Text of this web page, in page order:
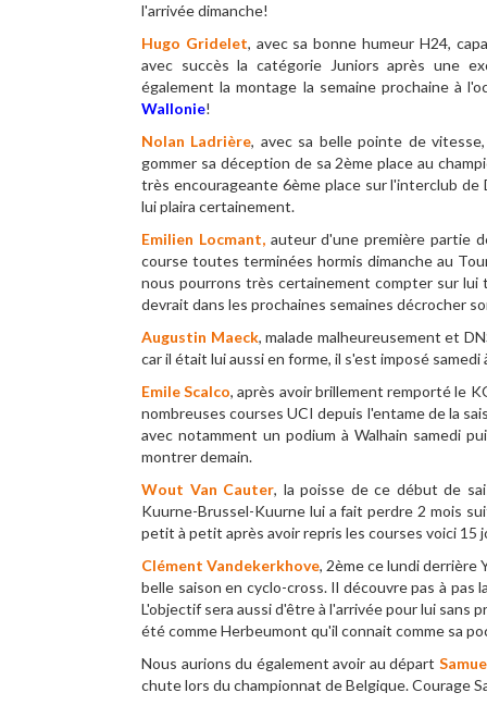
l'arrivée dimanche!
Hugo Gridelet, avec sa bonne humeur H24,
avec succès la catégorie Juniors après une
également la montage la semaine prochaine à
Wallonie!
Nolan Ladrière, avec sa belle pointe de
gommer sa déception de sa 2ème place au
très encourageante 6ème place sur l'interclub
lui plaira certainement.
Emilien Locmant,auteur d'une première partie
course toutes terminées hormis dimanche au
nous pourrons très certainement compter sur lui
devrait dans les prochaines semaines décrocher
Augustin Maeck, malade malheureusement et
car il était lui aussi en forme, il s'est imposé
Emile Scalco, après avoir brillement remporté le
nombreuses courses UCI depuis l'entame de la
avec notamment un podium à Walhain samedi
montrer demain.
Wout Van Cauter, la poisse de ce début de
Kuurne-Brussel-Kuurne lui a fait perdre 2 mois
petit à petit après avoir repris les courses voici 15
Clément Vandekerkhove, 2ème ce lundi derrière
belle saison en cyclo-cross. Il découvre pas à
L'objectif sera aussi d'être à l'arrivée pour lui sans
été comme Herbeumont qu'il connait comme sa
Nous aurions du également avoir au départ
chute lors du championnat de Belgique. Courage